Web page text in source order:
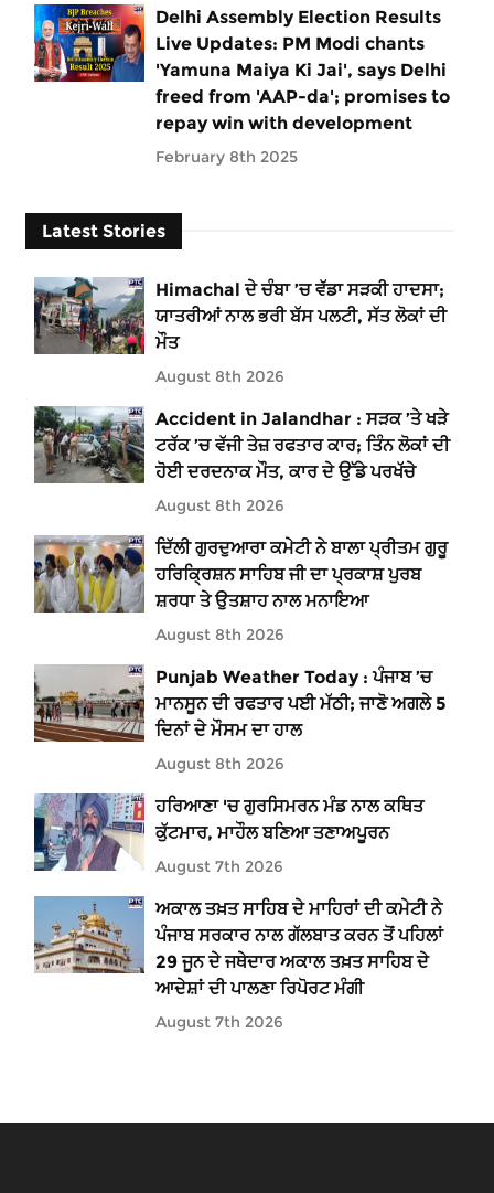
Delhi Assembly Election Results
Live Updates: PM Modi chants
'Yamuna Maiya Ki Jai', says Delhi
freed from 'AAP-da'; promises to
repay win with development
February 8th 2025
Latest Stories
Himachal ਦੇ ਚੰਬਾ ’ਚ ਵੱਡਾ ਸੜਕੀ ਹਾਦਸਾ;
ਯਾਤਰੀਆਂ ਨਾਲ ਭਰੀ ਬੱਸ ਪਲਟੀ, ਸੱਤ ਲੋਕਾਂ ਦੀ
ਮੌਤ
August 8th 2026
Accident in Jalandhar : ਸੜਕ ’ਤੇ ਖੜੇ
ਟਰੱਕ ’ਚ ਵੱਜੀ ਤੇਜ਼ ਰਫਤਾਰ ਕਾਰ; ਤਿੰਨ ਲੋਕਾਂ ਦੀ
ਹੋਈ ਦਰਦਨਾਕ ਮੌਤ, ਕਾਰ ਦੇ ਉੱਡੇ ਪਰਖੱਚੇ
August 8th 2026
ਦਿੱਲੀ ਗੁਰਦੁਆਰਾ ਕਮੇਟੀ ਨੇ ਬਾਲਾ ਪ੍ਰੀਤਮ ਗੁਰੂ
ਹਰਿਕ੍ਰਿਸ਼ਨ ਸਾਹਿਬ ਜੀ ਦਾ ਪ੍ਰਕਾਸ਼ ਪੁਰਬ
ਸ਼ਰਧਾ ਤੇ ਉਤਸ਼ਾਹ ਨਾਲ ਮਨਾਇਆ
August 8th 2026
Punjab Weather Today : ਪੰਜਾਬ ’ਚ
ਮਾਨਸੂਨ ਦੀ ਰਫਤਾਰ ਪਈ ਮੱਠੀ; ਜਾਣੋ ਅਗਲੇ 5
ਦਿਨਾਂ ਦੇ ਮੌਸਮ ਦਾ ਹਾਲ
August 8th 2026
ਹਰਿਆਣਾ 'ਚ ਗੁਰਸਿਮਰਨ ਮੰਡ ਨਾਲ ਕਥਿਤ
ਕੁੱਟਮਾਰ, ਮਾਹੌਲ ਬਣਿਆ ਤਣਾਅਪੂਰਨ
August 7th 2026
ਅਕਾਲ ਤਖ਼ਤ ਸਾਹਿਬ ਦੇ ਮਾਹਿਰਾਂ ਦੀ ਕਮੇਟੀ ਨੇ
ਪੰਜਾਬ ਸਰਕਾਰ ਨਾਲ ਗੱਲਬਾਤ ਕਰਨ ਤੋਂ ਪਹਿਲਾਂ
29 ਜੂਨ ਦੇ ਜਥੇਦਾਰ ਅਕਾਲ ਤਖ਼ਤ ਸਾਹਿਬ ਦੇ
ਆਦੇਸ਼ਾਂ ਦੀ ਪਾਲਣਾ ਰਿਪੋਰਟ ਮੰਗੀ
August 7th 2026